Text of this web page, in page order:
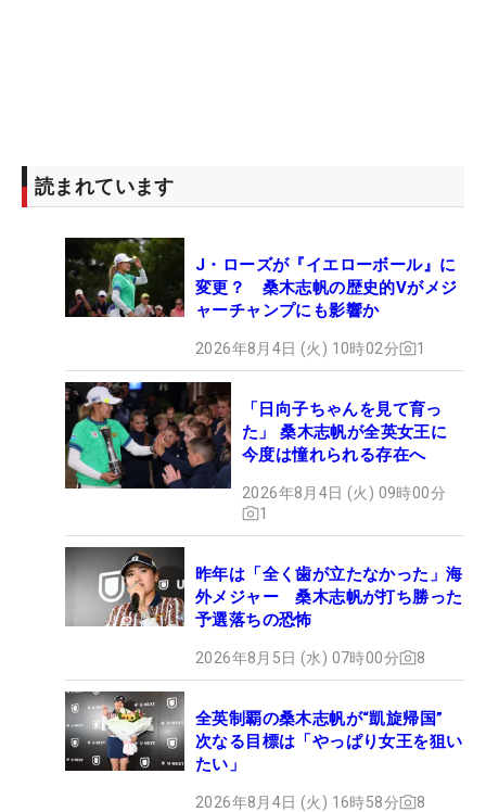
読まれています
J・ローズが『イエローボール』に
変更？ 桑木志帆の歴史的Vがメジ
ャーチャンプにも影響か
2026年8月4日 (火) 10時02分 1
「日向子ちゃんを見て育っ
た」 桑木志帆が全英女王に
今度は憧れられる存在へ
2026年8月4日 (火) 09時00分
1
昨年は「全く歯が立たなかった」海
外メジャー 桑木志帆が打ち勝った
予選落ちの恐怖
2026年8月5日 (水) 07時00分 8
全英制覇の桑木志帆が“凱旋帰国”
次なる目標は「やっぱり女王を狙い
たい」
2026年8月4日 (火) 16時58分 8